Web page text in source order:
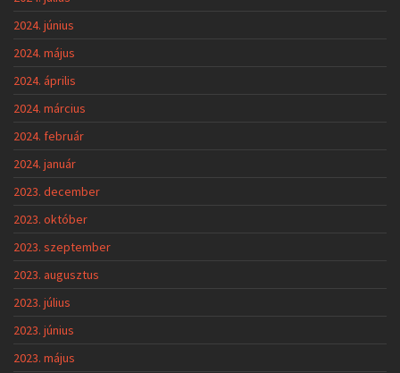
2024. június
2024. május
2024. április
2024. március
2024. február
2024. január
2023. december
2023. október
2023. szeptember
2023. augusztus
2023. július
2023. június
2023. május